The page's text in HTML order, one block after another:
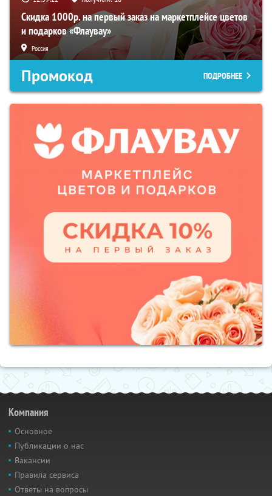
Скидка 1000р. на первый заказ на маркетплейсе цветов
и подарков «Флаувау»
Россия
Промокод ПОДРОБНЕЕ
Компания
Основное
Публикации о нас
Вакансии
Правила сервиса
Ответы на вопросы